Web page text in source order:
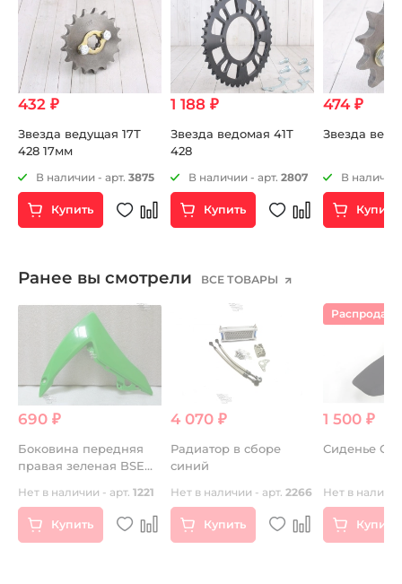
432 ₽
Звезда ведущая 17Т
428 17мм
В наличии - арт. 3875
Купить
1 188 ₽
Звезда ведомая 41Т
428
В наличии - арт. 2807
Купить
474 ₽
Звезда
В наличии
Купить
Ранее вы смотрели ВСЕ ТОВАРЫ
690 ₽
Боковина передняя
правая зеленая BSE
Нет в наличии - арт. 1221
Купить
4 070 ₽
Радиатор в сборе
синий
Нет в наличии - арт. 2266
Купить
Распродажа
1 500 ₽
Сиденье
Нет в
Купить